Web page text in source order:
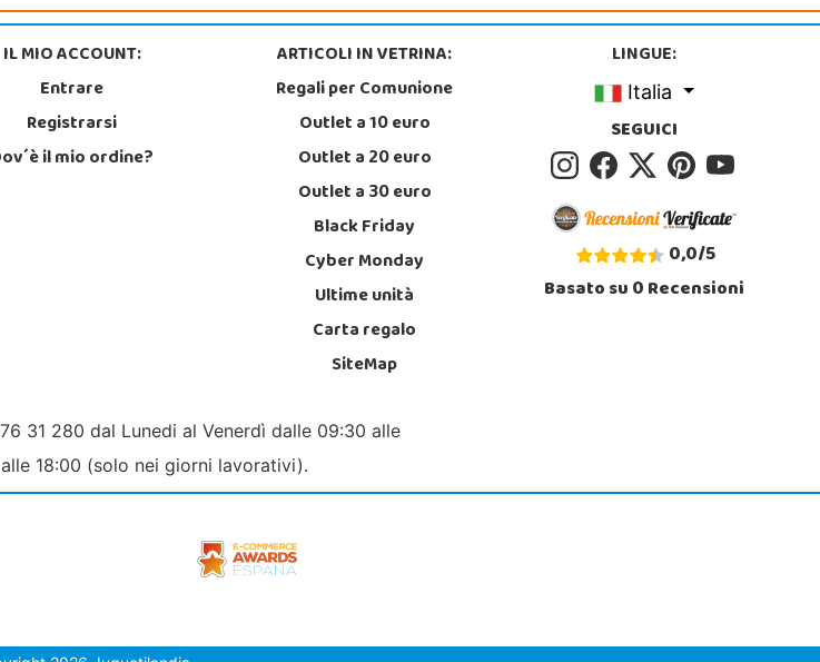
IL MIO ACCOUNT:
Entrare
Registrarsi
il mio ordine?
ARTICOLI IN VETRINA:
Regali per Comunione
Outlet a 10 euro
Outlet a 20 euro
Outlet a 30 euro
Black Friday
Cyber Monday
Ultime unità
Carta regalo
SiteMap
LINGUE:
Italia
SEGUICI
0,0/5
Basato su0Recensioni
31 280 dal Lunedi al Venerdì dalle 09:30 alle
18:00 (solo nei giorni lavorativi).